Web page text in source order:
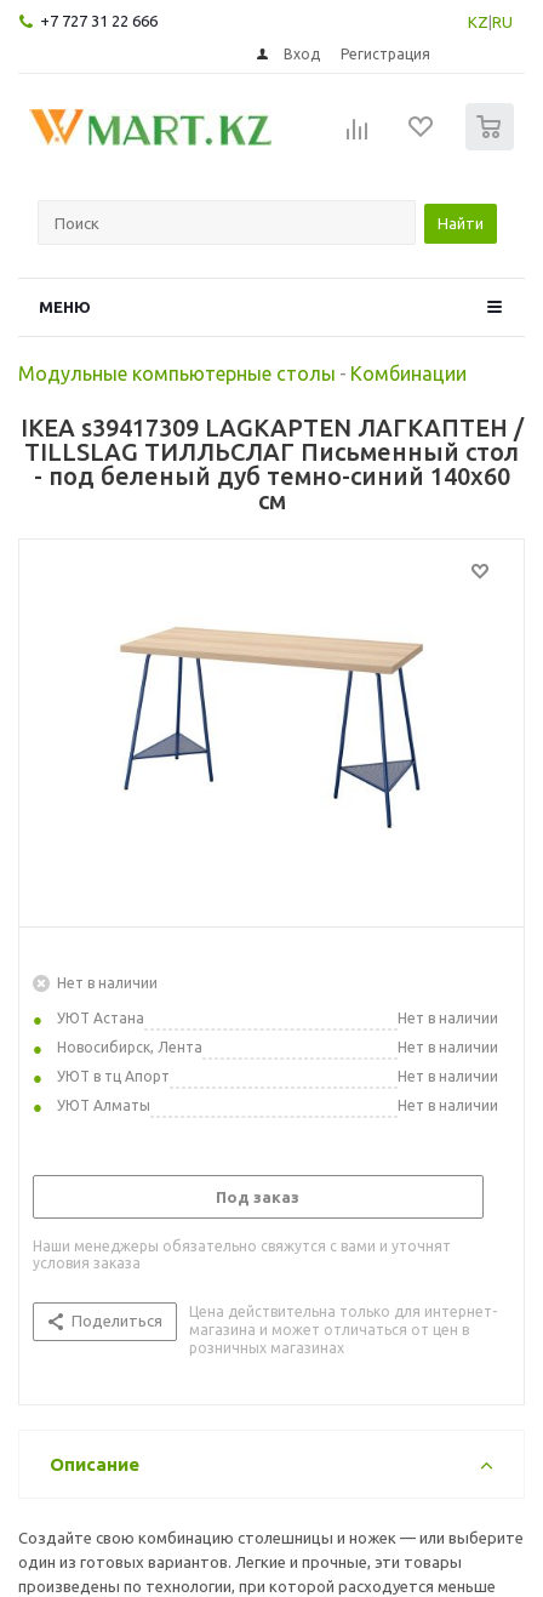
+7 727 31 22 666 KZ RU
Вход Регистрация
Найти
МЕНЮ
Модульные компьютерные столы - Комбинации
IKEA s39417309 LAGKAPTEN ЛАГКАПТЕН /
TILLSLAG ТИЛЛЬСЛАГ Письменный стол
- под беленый дуб темно-синий 140x60
см
Нет в наличии
УЮТ Астана
Нет в наличии
Новосибирск, Лента
Нет в наличии
УЮТ в тц Апорт
Нет в наличии
УЮТ Алматы
Нет в наличии
Под заказ
Наши менеджеры обязательно свяжутся с вами и уточнят
условия заказа
Поделиться
Цена действительна только для интернет-
магазина и может отличаться от цен в
розничных магазинах
Описание
Создайте свою комбинацию столешницы и ножек — или выберите
один из готовых вариантов. Легкие и прочные, эти товары
произведены по технологии, при которой расходуется меньше